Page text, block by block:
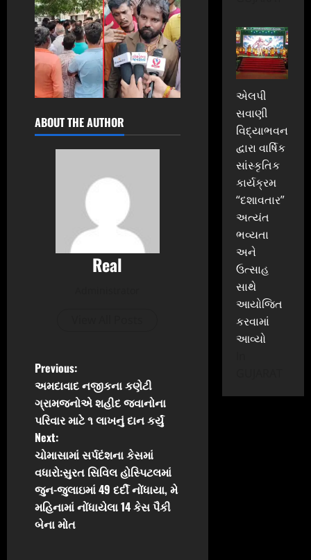
ABOUT THE AUTHOR
Real
P
o
s
t
n
a
Previous:
અમદાવાદ નજીકના કણેટી
ગ્રામજનોએ શહીદ જવાનોના
પરિવાર માટે ૧ લાખનું દાન કર્યું
Next:
ચોમાસામાં સર્પદંશના કેસમાં
વધારો:સુરત સિવિલ હોસ્પિટલમાં
જુન-જુલાઇમાં 49 દર્દી નોંધાયા, મે
મહિનામાં નોંધાયેલા 14 કેસ પૈકી
બેના મોત
એલપી
સવાણી
વિદ્યાભવન
દ્વારા વાર્ષિક
સાંસ્કૃતિક
કાર્યક્રમ
“દશાવતાર”
અત્યંત
ભવ્યતા
અને
ઉત્સાહ
સાથે
આયોજિત
કરવામાં
આવ્યો